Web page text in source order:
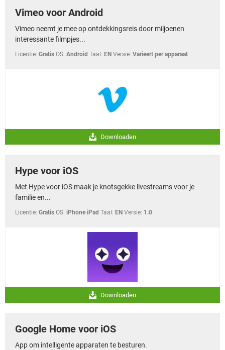
Vimeo voor Android
Vimeo neemt je mee op ontdekkingsreis door miljoenen
interessante filmpjes...
Licentie: Gratis OS: Android Taal: EN Versie: Varieert per apparaat
Downloaden
Hype voor iOS
Met Hype voor iOS maak je knotsgekke livestreams voor je
familie en...
Licentie: Gratis OS: iPhone iPad Taal: EN Versie: 1.0
Downloaden
Google Home voor iOS
App om intelligente apparaten te besturen.